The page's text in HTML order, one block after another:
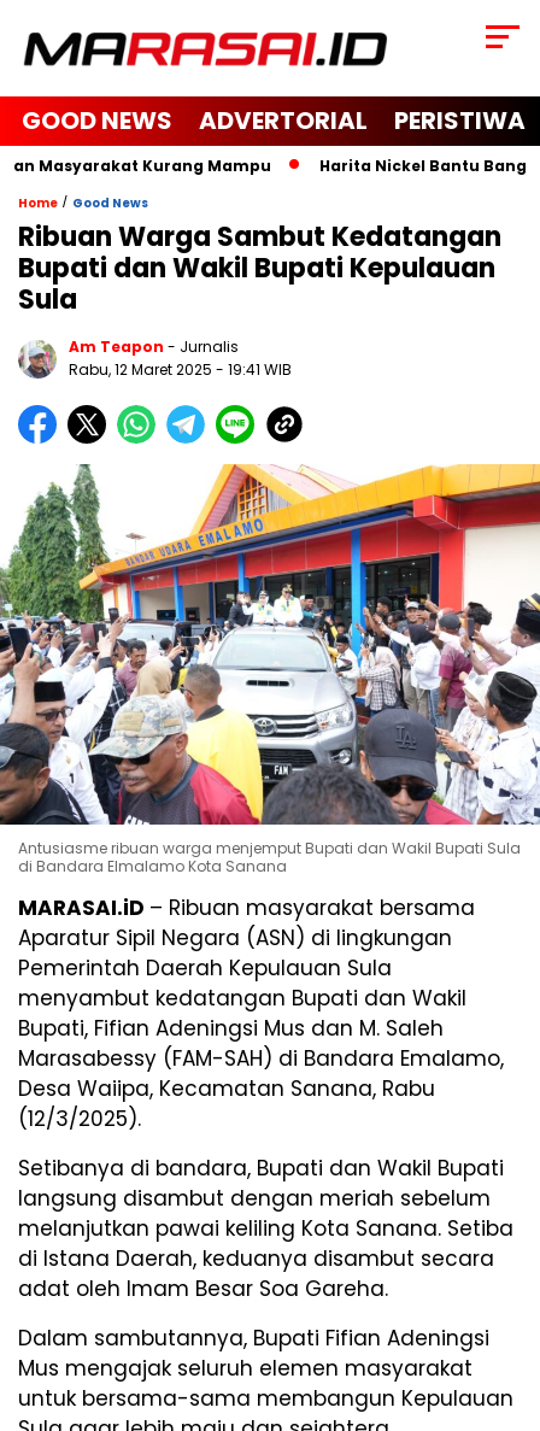
GOOD NEWS ADVERTORIAL PERISTIWA
Masyarakat Kurang Mampu Harita Nickel Bantu
Home / Good News
Ribuan Warga Sambut Kedatangan
Bupati dan Wakil Bupati Kepulauan
Sula
Am Teapon - Jurnalis
Rabu, 12 Maret 2025 - 19:41 WIB
Antusiasme ribuan warga menjemput Bupati dan Wakil Bupati Sula
di Bandara Elmalamo Kota Sanana
MARASAI.iD – Ribuan masyarakat bersama
Aparatur Sipil Negara (ASN) di lingkungan
Pemerintah Daerah Kepulauan Sula
menyambut kedatangan Bupati dan Wakil
Bupati, Fifian Adeningsi Mus dan M. Saleh
Marasabessy (FAM-SAH) di Bandara Emalamo,
Desa Waiipa, Kecamatan Sanana, Rabu
(12/3/2025).
Setibanya di bandara, Bupati dan Wakil Bupati
langsung disambut dengan meriah sebelum
melanjutkan pawai keliling Kota Sanana. Setiba
di Istana Daerah, keduanya disambut secara
adat oleh Imam Besar Soa Gareha.
Dalam sambutannya, Bupati Fifian Adeningsi
Mus mengajak seluruh elemen masyarakat
untuk bersama-sama membangun Kepulauan